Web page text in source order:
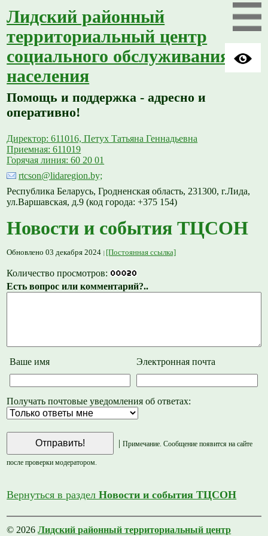
Лидский районный
территориальный центр
социального обслуживания
населения
Помощь и поддержка - адресно и
оперативно!
Директор: 611016, Петух Татьяна Геннадьевна
Приемная: 611019
Горячая линия: 60 20 01
rtcson@lidaregion.by;
Республика Беларусь, Гродненская область, 231300, г.Лида,
ул.Варшавская, д.9 (код города: +375 154)
Новости и события ТЦСОН
Обновлено 03 декабря 2024 [Постоянная ссылка]
Количество просмотров:
Есть вопрос или комментарий?..
Ваше имя Электронная почта
Получать почтовые уведомления об ответах:
| Примечание. Сообщение появится на сайте
после проверки модератором.
Вернуться в разделНовости и события ТЦСОН
© 2026Лидский районный территориальный центр